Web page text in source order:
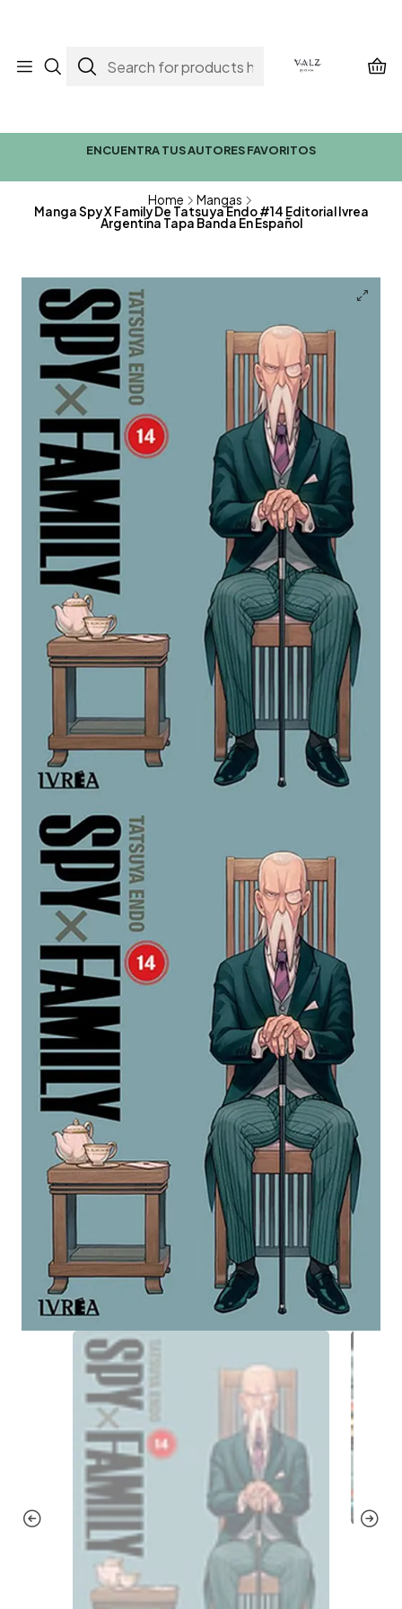
ENCUENTRA TUS AUTORES FAVORITOS
Home Mangas
Manga Spy X Family De Tatsuya Endo #14 Editorial Ivrea
Argentina Tapa Banda En Español